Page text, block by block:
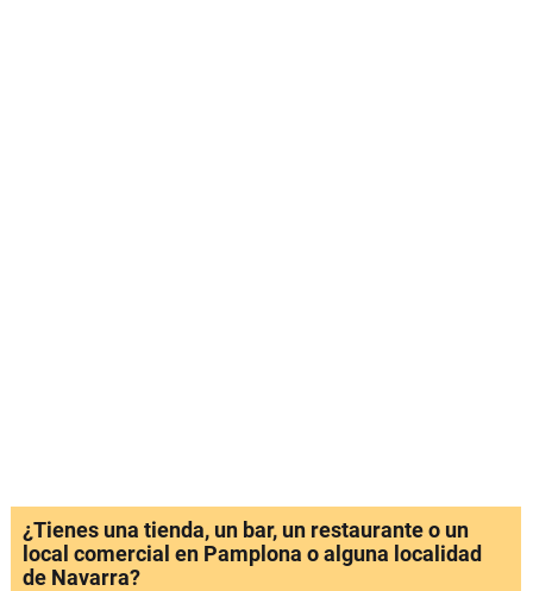
¿Tienes una tienda, un bar, un restaurante o un
local comercial en Pamplona o alguna localidad
de Navarra?